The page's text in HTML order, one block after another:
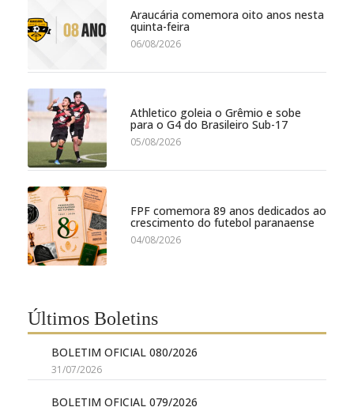
Araucária comemora oito anos nesta
quinta-feira
06/08/2026
Athletico goleia o Grêmio e sobe
para o G4 do Brasileiro Sub-17
05/08/2026
FPF comemora 89 anos dedicados ao
crescimento do futebol paranaense
04/08/2026
Últimos Boletins
BOLETIM OFICIAL 080/2026
31/07/2026
BOLETIM OFICIAL 079/2026